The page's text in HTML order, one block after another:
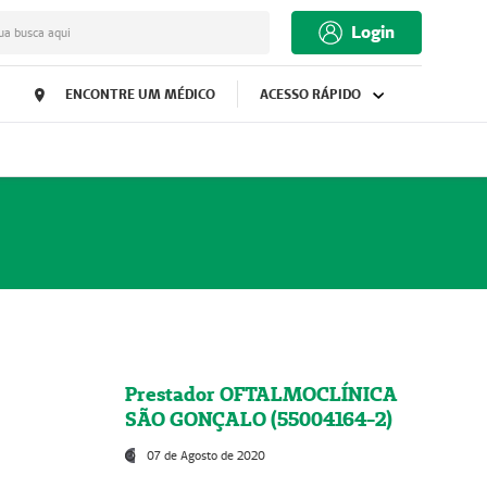
busca aqui Login
ENCONTRE UM MÉDICO ACESSO RÁPIDO
Prestador OFTALMOCLÍNICA
SÃO GONÇALO (55004164-2)
07 de Agosto de 2020